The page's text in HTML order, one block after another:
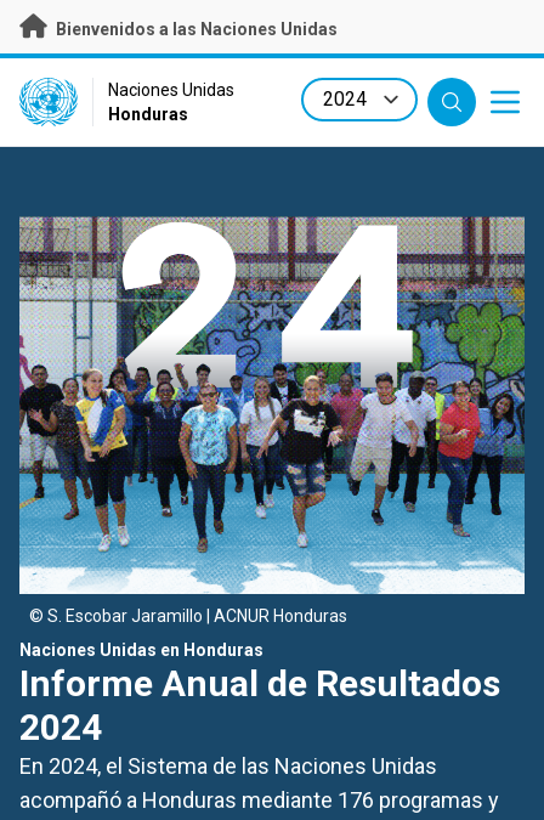
Skip
main
content
Bienvenidos a las Naciones Unidas
UN Logo
Naciones Unidas
Honduras
Naciones Unidas en Honduras
Informe Anual de Resultados
2024
En 2024, el Sistema de las Naciones Unidas
acompañó a Honduras mediante 176 programas y
© S. Escobar Jaramillo | ACNUR Honduras